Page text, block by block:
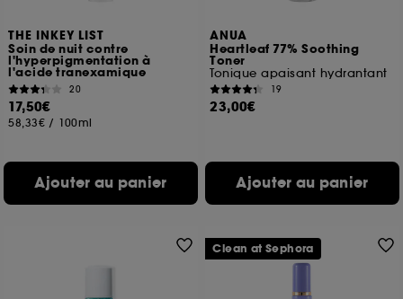
THE INKEY LIST
Soin de nuit contre
l'hyperpigmentation à
l'acide tranexamique
20
17,50€
58,33€ / 100ml
Ajouter au panier
ANUA
Heartleaf 77% Soothing
Toner
Tonique apaisant hydrantant
19
23,00€
Ajouter au panier
Clean at Sephora